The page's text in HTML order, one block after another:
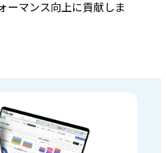
ーマンス向上に貢献しま